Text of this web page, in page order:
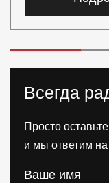
Всегда
Просто
и мы ответим
Ваше имя